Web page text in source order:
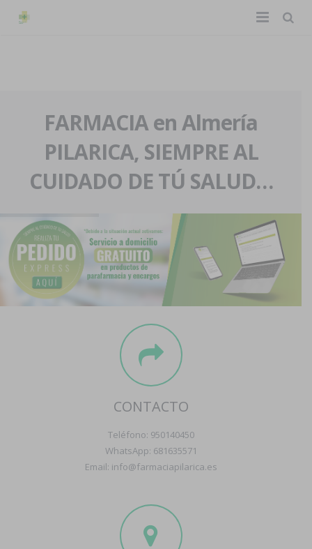
La farmacia
Nuestra historia
Nuestro equipo
Eventos
Servicios y reservas
Pedidos express
Blog
Contacto
Boletín
FARMACIA en Almería
PILARICA, SIEMPRE AL
CUIDADO DE TÚ SALUD…
CONTACTO
Teléfono: 950140450
WhatsApp: 681635571
Email: info@farmaciapilarica.es